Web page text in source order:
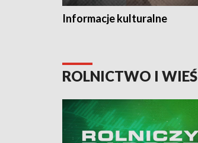
Informacje kulturalne
ROLNICTWO I WIEŚ